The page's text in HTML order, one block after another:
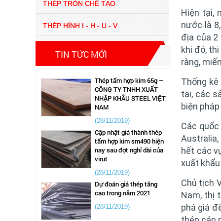
THÉP TRÒN CHẾ TẠO
THÉP HÌNH I - H - U - V
TIN TỨC MỚI
giá thép lập kỷ lục trong
thòi gian ngắn 2022
(28/04/2021)
CÔNG TY TNHH XUẤT
NHẬP KHẨU STEEL VIỆT
NAM
Cập nhật giá thành thép
tấm hợp kim sm490 hiện
nay sau đợt nghỉ dài của
virut
Dự đoán giá thép tăng
cao trong năm 2021
Hiện tại,
nước là
địa của 2
khi đó,
ràng,
Thống
tại, các
biện
Các
Australia,
hết các
xuất
Chủ tịch
Nam, thị
phá giá